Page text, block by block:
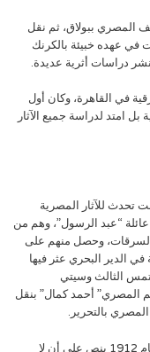
المصري ببولاق، ثم نقل
في عهده خبيئة بالكرنك
دراسات أثرية عديدة.
في القاهرة، وكان أول
بل امتد لدراسة جميع الآثار
تحدث للآثار المصرية
“عبد الرسول”، وهم من
بالسرقات، وحصل منهم على
الدير البحري عثر فيها
الثالث وسيتي
المصري” أحمد كمال” بنقل
بالتحرير.
كما أستطاع ماسبيرو أن يستصدر قانون جديد في عام 1912 ينص على أن لا